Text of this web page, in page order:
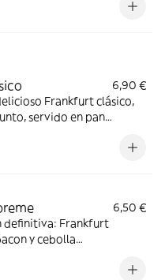
6,90 €
Frankfurt clásico,
servido en pan
6,50 €
definitiva: Frankfurt
y cebolla